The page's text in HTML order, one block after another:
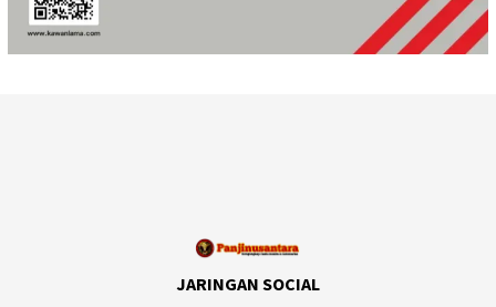
JARINGAN SOCIAL